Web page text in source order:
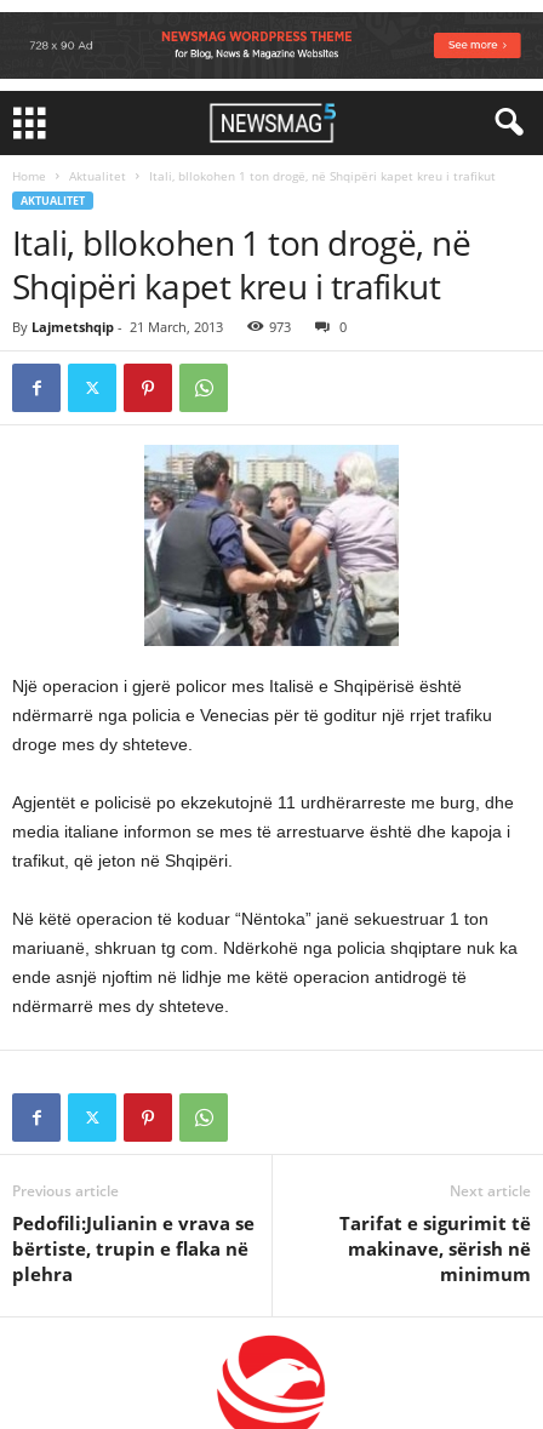
Home Aktualitet Itali, bllokohen 1 ton drogë, në Shqipëri kapet kreu i trafikut
AKTUALITET
Itali, bllokohen 1 ton drogë, në
Shqipëri kapet kreu i trafikut
By Lajmetshqip - 21 March, 2013 973 0
Një operacion i gjerë policor mes Italisë e Shqipërisë është
ndërmarrë nga policia e Venecias për të goditur një rrjet trafiku
droge mes dy shteteve.
Agjentët e policisë po ekzekutojnë 11 urdhërarreste me burg, dhe
media italiane informon se mes të arrestuarve është dhe kapoja i
trafikut, që jeton në Shqipëri.
Në këtë operacion të koduar “Nëntoka” janë sekuestruar 1 ton
mariuanë, shkruan tg com. Ndërkohë nga policia shqiptare nuk ka
ende asnjë njoftim në lidhje me këtë operacion antidrogë të
ndërmarrë mes dy shteteve.
Previous article
Pedofili:Julianin e vrava se
bërtiste, trupin e flaka në
plehra
Next article
Tarifat e sigurimit të
makinave, sërish në
minimum